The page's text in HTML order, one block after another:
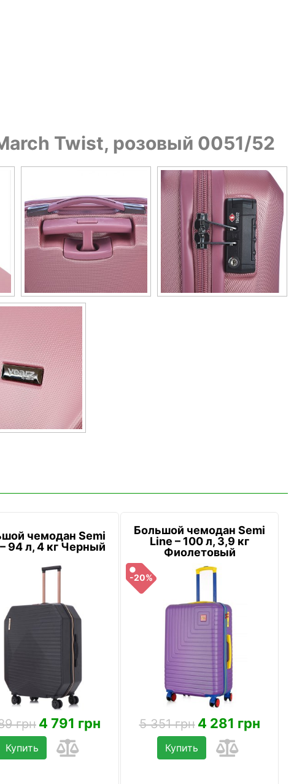
Twist, розовый 0051/52
чемодан Semi
94 л, 4 кг Черный
грн 4 791 грн
Купить
Большой чемодан Semi
Line – 100 л, 3,9 кг
Фиолетовый
-20%
5 351 грн 4 281 грн
Купить